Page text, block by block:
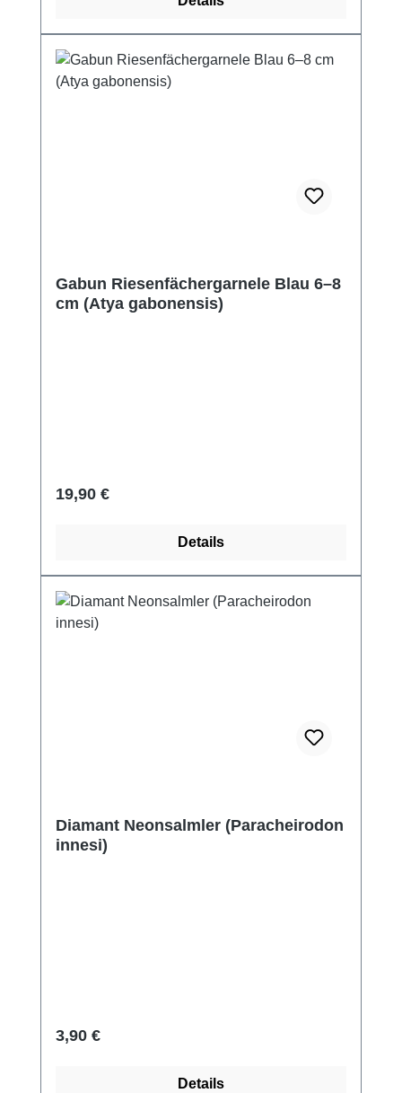
Gabun Riesenfächergarnele Blau 6–8
cm (Atya gabonensis)
Regulärer Preis:
19,90 €
Details
Diamant Neonsalmler (Paracheirodon
innesi)
Regulärer Preis:
3,90 €
Details